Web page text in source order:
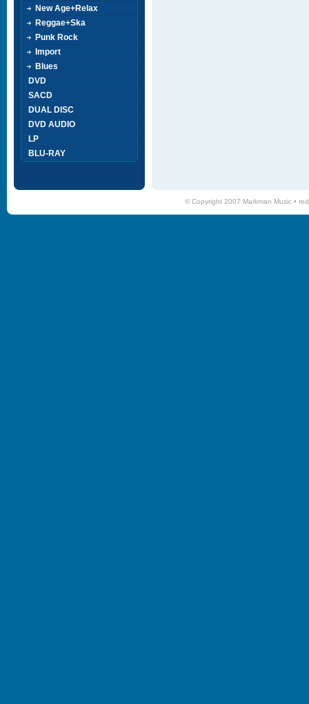
New Age+Relax
Reggae+Ska
Punk Rock
Import
Blues
DVD
SACD
DUAL DISC
DVD AUDIO
LP
BLU-RAY
© Copyright 2007 Markman Music •